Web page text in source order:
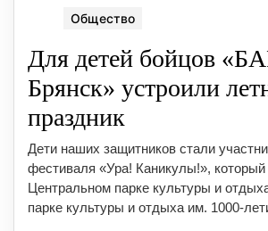
Общество
Для детей бойцов
Брянск» устроили
праздник
Дети наших защитников стали
фестиваля «Ура! Каникулы!»,
Центральном парке культуры и
парке культуры и отдыха им. 1000-